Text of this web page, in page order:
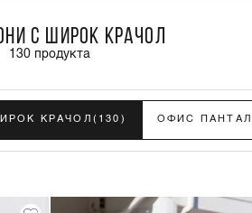
С ШИРОК КРАЧОЛ
130 продукта
КРАЧОЛ (130) ОФИС